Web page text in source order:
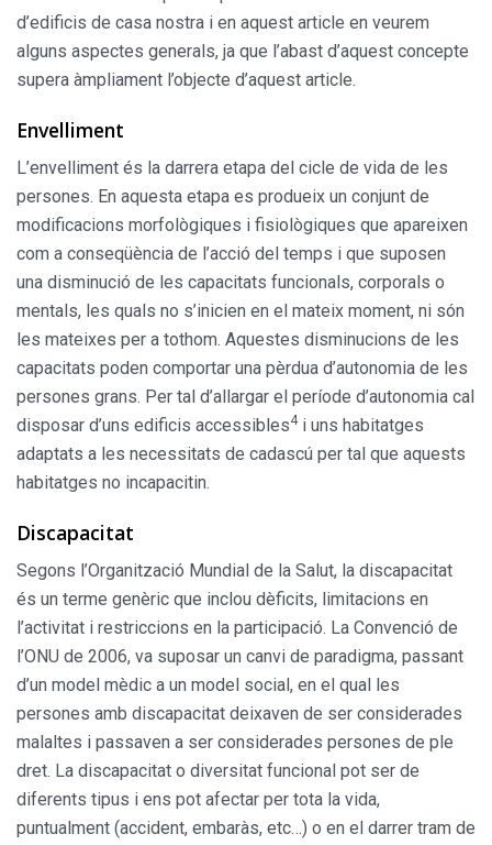
d’edificis de casa nostra i en aquest article en veurem
alguns aspectes generals, ja que l’abast d’aquest concepte
supera àmpliament l’objecte d’aquest article.
Envelliment
L’envelliment és la darrera etapa del cicle de vida de les
persones. En aquesta etapa es produeix un conjunt de
modificacions morfològiques i fisiològiques que apareixen
com a conseqüència de l’acció del temps i que suposen
una disminució de les capacitats funcionals, corporals o
mentals, les quals no s’inicien en el mateix moment, ni són
les mateixes per a tothom. Aquestes disminucions de les
capacitats poden comportar una pèrdua d’autonomia de les
persones grans. Per tal d’allargar el període d’autonomia cal
disposar d’uns edificis accessibles4 i uns habitatges
adaptats a les necessitats de cadascú per tal que aquests
habitatges no incapacitin.
Discapacitat
Segons l’Organització Mundial de la Salut, la discapacitat
és un terme genèric que inclou dèficits, limitacions en
l’activitat i restriccions en la participació. La Convenció de
l’ONU de 2006, va suposar un canvi de paradigma, passant
d’un model mèdic a un model social, en el qual les
persones amb discapacitat deixaven de ser considerades
malaltes i passaven a ser considerades persones de ple
dret. La discapacitat o diversitat funcional pot ser de
diferents tipus i ens pot afectar per tota la vida,
puntualment (accident, embaràs, etc…) o en el darrer tram de